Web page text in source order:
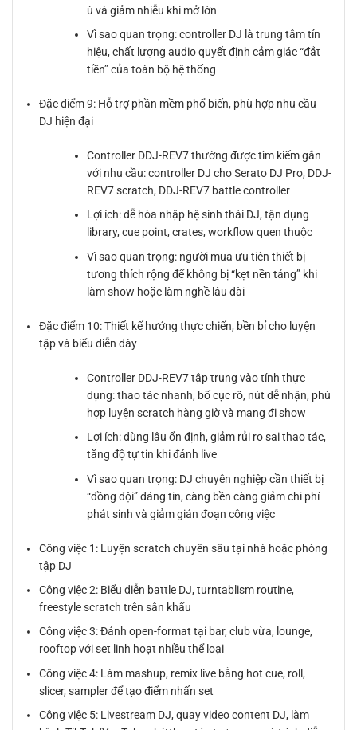
ù và giảm nhiễu khi mở lớn
Vì sao quan trọng: controller DJ là trung tâm tín
hiệu, chất lượng audio quyết định cảm giác “đắt
tiền” của toàn bộ hệ thống
Đặc điểm 9: Hỗ trợ phần mềm phổ biến, phù hợp nhu cầu
DJ hiện đại
Controller DDJ-REV7 thường được tìm kiếm gắn
với nhu cầu: controller DJ cho Serato DJ Pro, DDJ-
REV7 scratch, DDJ-REV7 battle controller
Lợi ích: dễ hòa nhập hệ sinh thái DJ, tận dụng
library, cue point, crates, workflow quen thuộc
Vì sao quan trọng: người mua ưu tiên thiết bị
tương thích rộng để không bị “kẹt nền tảng” khi
làm show hoặc làm nghề lâu dài
Đặc điểm 10: Thiết kế hướng thực chiến, bền bỉ cho luyện
tập và biểu diễn dày
Controller DDJ-REV7 tập trung vào tính thực
dụng: thao tác nhanh, bố cục rõ, nút dễ nhận, phù
hợp luyện scratch hàng giờ và mang đi show
Lợi ích: dùng lâu ổn định, giảm rủi ro sai thao tác,
tăng độ tự tin khi đánh live
Vì sao quan trọng: DJ chuyên nghiệp cần thiết bị
“đồng đội” đáng tin, càng bền càng giảm chi phí
phát sinh và giảm gián đoạn công việc
Công việc 1: Luyện scratch chuyên sâu tại nhà hoặc phòng
tập DJ
Công việc 2: Biểu diễn battle DJ, turntablism routine,
freestyle scratch trên sân khấu
Công việc 3: Đánh open-format tại bar, club vừa, lounge,
rooftop với set linh hoạt nhiều thể loại
Công việc 4: Làm mashup, remix live bằng hot cue, roll,
slicer, sampler để tạo điểm nhấn set
Công việc 5: Livestream DJ, quay video content DJ, làm